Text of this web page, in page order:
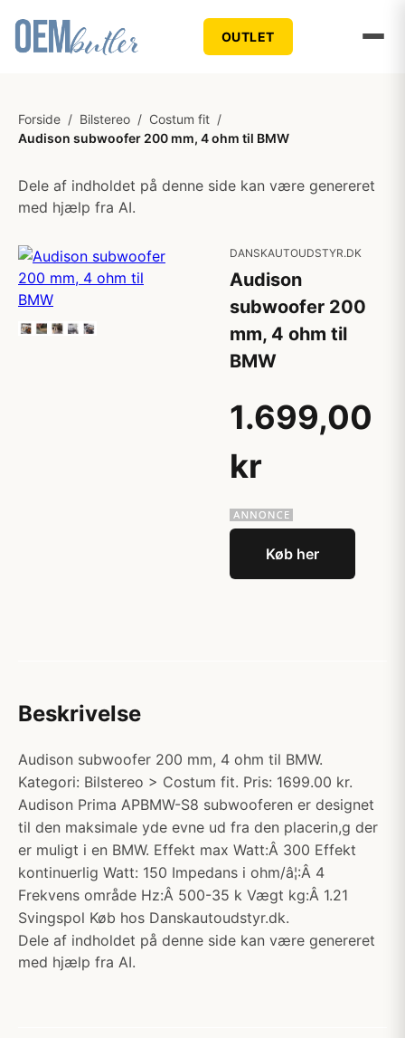
OUTLET
Forside / Bilstereo / Costum fit /
Audison subwoofer 200 mm, 4 ohm til BMW
Dele af indholdet på denne side kan være genereret
med hjælp fra AI.
DANSKAUTOUDSTYR.DK
Audison
subwoofer 200
mm, 4 ohm til
BMW
1.699,00
kr
Køb her
Beskrivelse
Audison subwoofer 200 mm, 4 ohm til BMW.
Kategori: Bilstereo > Costum fit. Pris: 1699.00 kr.
Audison Prima APBMW-S8 subwooferen er designet
til den maksimale yde evne ud fra den placerin,g der
er muligt i en BMW. Effekt max Watt:Â 300 Effekt
kontinuerlig Watt: 150 Impedans i ohm/â¦:Â 4
Frekvens område Hz:Â 500-35 k Vægt kg:Â 1.21
Svingspol Køb hos Danskautoudstyr.dk.
Dele af indholdet på denne side kan være genereret
med hjælp fra AI.